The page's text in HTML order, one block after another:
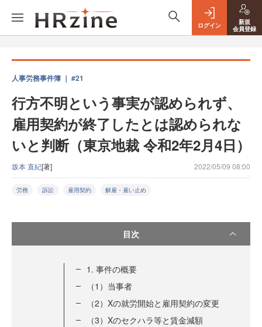
ログイン
新規
会員登録
人事労務事件簿 ｜ #21
行方不明という事実が認められず、
雇用契約が終了したとは認められな
いと判断（東京地裁 令和2年2月4日）
坂本 直紀[著] 2022/05/09 08:00
労務 訴訟 雇用契約 解雇・雇い止め
目次
1. 事件の概要
（1）当事者
（2）Xの就労開始と雇用契約の変更
（3）Xのセクハラ等と賃金減額